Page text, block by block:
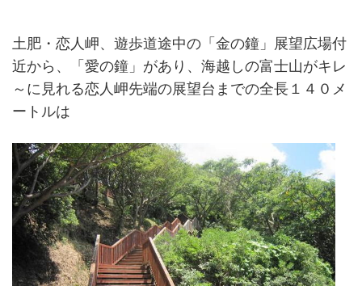
土肥・恋人岬、遊歩道途中の「金の鐘」展望広場付
近から、「愛の鐘」があり、海越しの富士山がキレ
～に見れる恋人岬先端の展望台までの全長１４０メ
ートルは